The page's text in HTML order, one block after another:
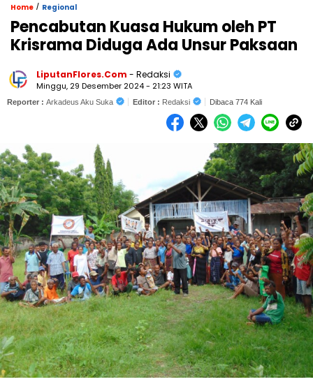
Home / Regional
Pencabutan Kuasa Hukum oleh PT
Krisrama Diduga Ada Unsur Paksaan
LiputanFlores.Com - Redaksi
Minggu, 29 Desember 2024 - 21:23 WITA
Reporter : Arkadeus Aku Suka Editor : Redaksi Dibaca 774 Kali